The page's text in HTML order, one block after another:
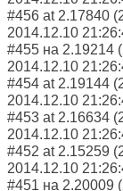
#456 at 2.17840
2014.12.10
#455 на 2.19214
2014.12.10
#454 at 2.19144
2014.12.10
#453 at 2.16634
2014.12.10
#452 at 2.15259
2014.12.10
#451 на 2.20009